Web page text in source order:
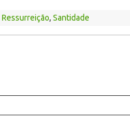
Ressurreição, Santidade